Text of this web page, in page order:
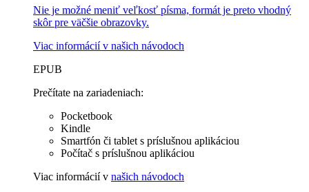
Nie je možné meniť veľkosť písma, formát je preto vhodný
skôr pre väčšie obrazovky.
Viac informácií v našich návodoch
EPUB
Prečítate na zariadeniach:
Pocketbook
Kindle
Smartfón či tablet s príslušnou aplikáciou
Počítač s príslušnou aplikáciou
Viac informácií v našich návodoch